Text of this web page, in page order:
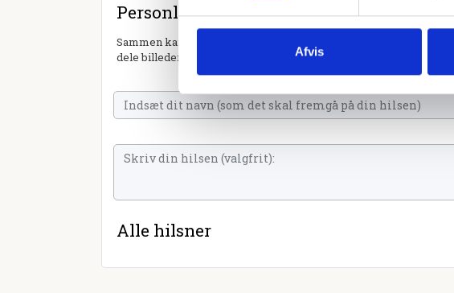
Afvis
Personlig hilsen
Sammen kan vi mindes Bent Thorkild Nielsen. Du kan tænde et
dele billeder og video eller blot sende et hjerte eller en rose
Alle hilsner